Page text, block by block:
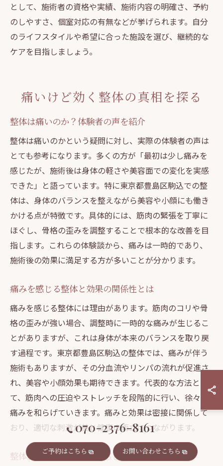
として、施術者の資格や実績、施術内容の明確さ、予約
のしやすさ、個室対応の有無などが挙げられます。自分
のライフスタイルや希望に合った施設を選び、継続的な
ケアを目指しましょう。
痛いけど効く整体の真相を探る
整体は痛いのか？体験者の声を紹介
整体は痛いのかという疑問に対し、実際の体験者の声は
とても参考になります。多くの方が「最初は少し痛みを
感じたが、施術後は身体の軽さや美容面での変化を実感
できた」と語っています。特に東京都豊島区駒込での整
体は、身体のバランスを整えながら美容や小顔にも働き
かける点が特徴です。具体的には、筋肉の緊張を丁寧に
ほぐし、骨格の歪みを調整することで根本的な改善を目
指します。これらの体験談から、痛みは一時的であり、
施術後の効果に満足する方が多いことが分かります。
痛みを感じる整体と効果の関係性とは
痛みを感じる整体には理由があります。筋肉のコリや骨
格の歪みが強い場合、調整時に一時的な痛みが生じるこ
とがありますが、これは身体が本来のバランスを取り戻
す過程です。東京都豊島区駒込の整体では、痛みが伴う
施術もありますが、その分血流やリンパの流れが促進さ
れ、美容や小顔効果も期待できます。代表的な方法とし
て、筋肉への圧迫やストレッチを段階的に行い、徐々に
痛みを和らげていきます。痛みと効果は密接に関係して
おり、適切な刺激が美と健康の両立につながります。
整体施術の痛さに不安を感じる方へ
070-2376-8161
ご予約はこちら お問い合わせこちら